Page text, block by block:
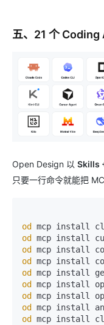
五、21 个 Coding
Open Design 以 Skills
只要一行命令就能把
od mcp
od
mcp
od
mcp
od
mcp
od
mcp
od
mcp install
od
mcp install
od
mcp install
od
mcp